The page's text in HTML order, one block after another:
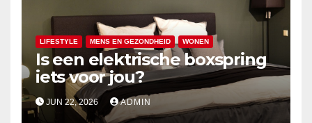
LIFESTYLE MENS EN GEZONDHEID WONEN
Is een elektrische boxspring
iets voor jou?
JUN 22, 2026 ADMIN